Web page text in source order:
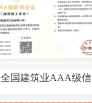
全国建筑业AAA级信